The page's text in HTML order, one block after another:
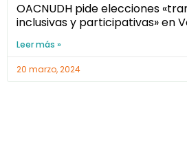
OACNUDH pide elecciones
inclusivas y participativas» en
Leer más »
20 marzo, 2024